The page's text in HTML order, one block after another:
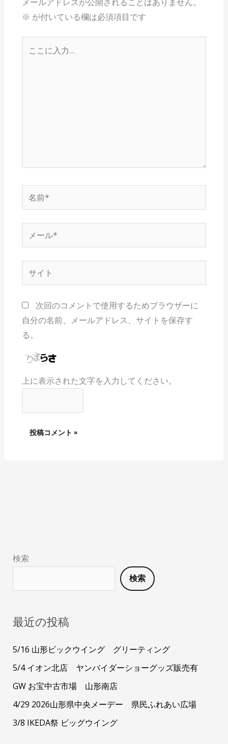
※ が付いている欄は必須項目です
前
*
ー
ル
イ
次回のコメントで使用するためブラウザーに
自分の名前、メールアドレス、サイトを保存す
る。
上に表示された文字を入力してください。
検索
検索
最近の投稿
5/16 山形ビックウイング グリーティング
5/4 イオン北店 ヤンバイダーショーグッズ販売有
GW お宝中古市場 山形南店
4/29 2026山形県中央メーデー 県民ふれあい広場
3/8 IKEDA祭 ビッグウイング